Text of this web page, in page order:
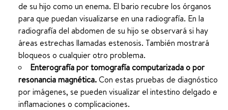
de su hijo como un enema. El bario recubre los órganos
para que puedan visualizarse en una radiografía. En la
radiografía del abdomen de su hijo se observará si hay
áreas estrechas llamadas estenosis. También mostrará
bloqueos o cualquier otro problema.
Enterografía por tomografía computarizada o por
resonancia magnética.Con estas pruebas de diagnóstico
por imágenes, se pueden visualizar el intestino delgado e
inflamaciones o complicaciones.